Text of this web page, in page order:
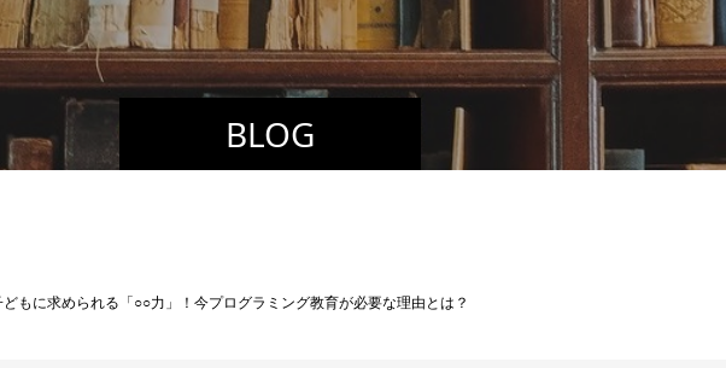
BLOG
もに求められる「○○力」！今プログラミング教育が必要な理由とは？